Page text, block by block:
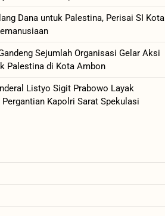
Dana untuk Palestina, Perisai SI Kota
Sejumlah Organisasi Gelar Aksi
Palestina di Kota Ambon
Listyo Sigit Prabowo Layak
Kapolri Sarat Spekulasi